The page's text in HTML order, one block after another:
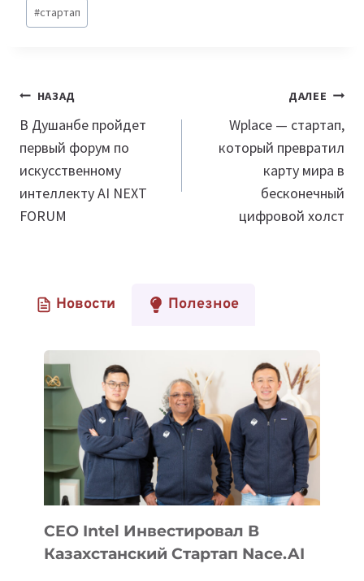
#стартап
Навигация
по
записям
НАЗАД
В Душанбе пройдет
первый форум по
искусственному
интеллекту AI NEXT
FORUM
ДАЛЕЕ
Wplace — стартап,
который превратил
карту мира в
бесконечный
цифровой холст
Новости Полезное
CEO Intel Инвестировал В
Казахстанский Стартап Nace.AI